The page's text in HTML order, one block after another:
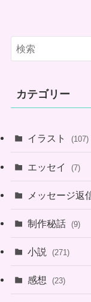
カテゴリー
イラスト (107)
エッセイ (7)
メッセージ返
制作秘話 (9)
小説 (271)
感想 (23)